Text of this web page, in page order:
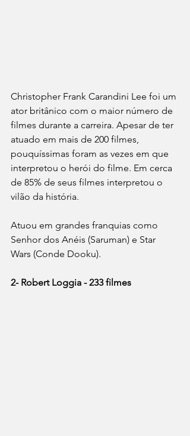
Christopher Frank Carandini Lee foi um
ator britânico com o maior número de
filmes durante a carreira. Apesar de ter
atuado em mais de 200 filmes,
pouquíssimas foram as vezes em que
interpretou o herói do filme. Em cerca
de 85% de seus filmes interpretou o
vilão da história.
Atuou em grandes franquias como
Senhor dos Anéis (Saruman) e Star
Wars (Conde Dooku).
2- Robert Loggia - 233 filmes